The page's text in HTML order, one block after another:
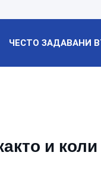
ЧЕСТО ЗАДАВАНИ
и